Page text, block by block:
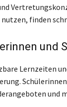
finden
und
Lernzeiten
und